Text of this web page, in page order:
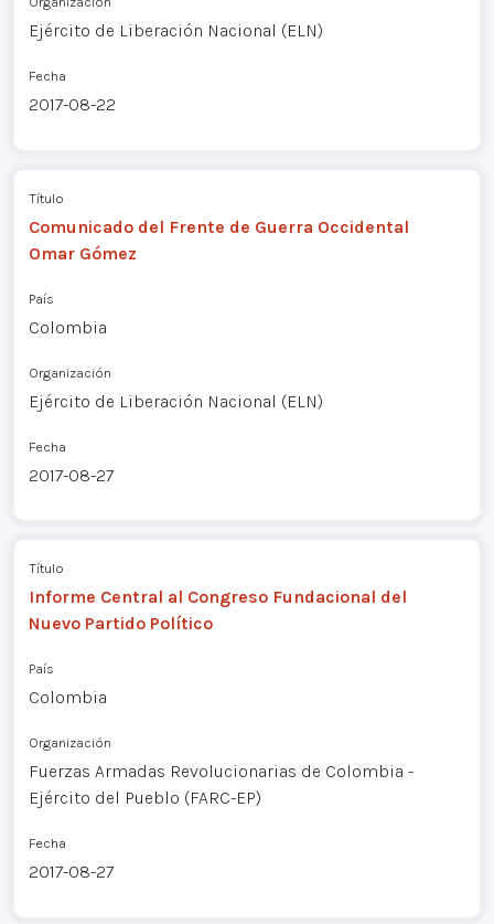
Ejército de Liberación Nacional (ELN)
Fecha
2017-08-22
Título
Comunicado del Frente de Guerra Occidental
Omar Gómez
País
Colombia
Organización
Ejército de Liberación Nacional (ELN)
Fecha
2017-08-27
Título
Informe Central al Congreso Fundacional del
Nuevo Partido Político
País
Colombia
Organización
Fuerzas Armadas Revolucionarias de Colombia -
Ejército del Pueblo (FARC-EP)
Fecha
2017-08-27